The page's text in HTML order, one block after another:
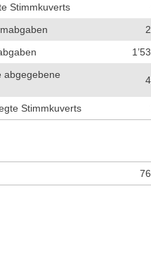
Stimmkuverts
abgegebene
Stimmkuverts